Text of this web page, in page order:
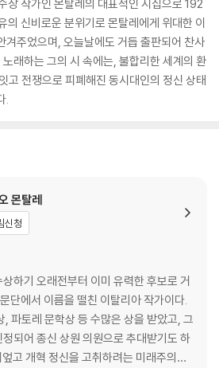
장 작가인 몬탈레의 대표적인 시집으로 192
의 신비로운 분위기로 몬탈레에게 위대한 이
겨주었으며, 오늘날에도 거듭 출판되어 찬사
래하는 그의 시 속에는, 불합리한 세계의 환
고 전쟁으로 피폐해진 동시대인의 정신 상태
.
몬탈레
신청
하기 오래전부터 이미 유력한 후보로 거
단에서 이름을 떨친 이탈리아 작가이다.
, 파토레 문학상 등 수많은 상을 받았고, 그
되어 종신 상원 의원으로 추대받기도 하